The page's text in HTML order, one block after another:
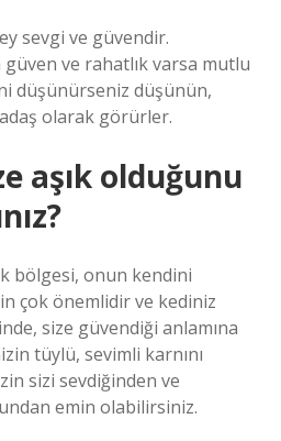
sevgi ve güvendir.
ve rahatlık varsa mutlu
düşünürseniz düşünün,
olarak görürler.
aşık olduğunu
bölgesi, onun kendini
çok önemlidir ve kediniz
size güvendiği anlamına
tüylü, sevimli karnını
sizi sevdiğinden ve
emin olabilirsiniz.